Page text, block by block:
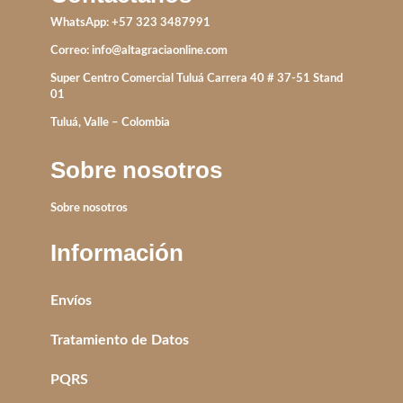
WhatsApp: +57 323 3487991
Correo: info@altagraciaonline.com
Super Centro Comercial Tuluá Carrera 40 # 37-51 Stand
01
Tuluá, Valle – Colombia
Sobre nosotros
Sobre nosotros
Información
Envíos
Tratamiento de Datos
PQRS